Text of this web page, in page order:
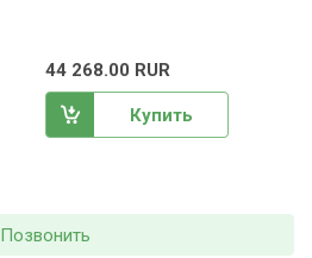
44 268.00 RUR
Купить
Позвонить